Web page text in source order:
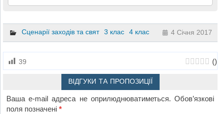
Сценарії заходів та свят 3 клас 4 клас 4 Січня 2017
39 ()
ВІДГУКИ ТА ПРОПОЗИЦІЇ
Ваша e-mail адреса не оприлюднюватиметься. Обов’язкові
поля позначені*